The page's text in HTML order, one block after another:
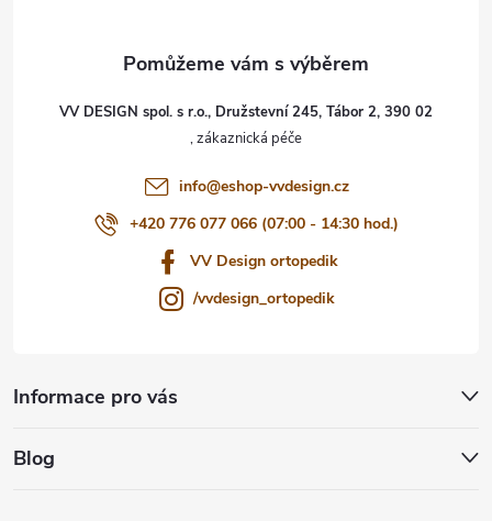
VV DESIGN spol. s r.o., Družstevní 245, Tábor 2, 390 02
info@eshop-vvdesign.cz
+420 776 077 066 (07:00 - 14:30 hod.)
VV Design ortopedik
/vvdesign_ortopedik
Informace pro vás
Blog